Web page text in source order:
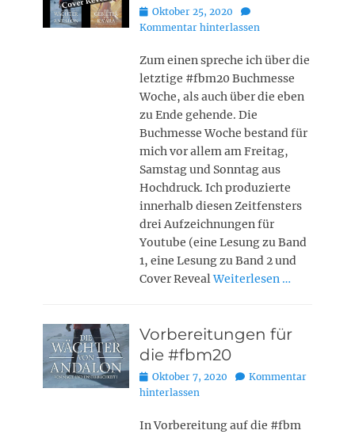
Posted
on
Oktober 25, 2020
Kommentar hinterlassen
Zum einen spreche ich über die
letztige #fbm20 Buchmesse
Woche, als auch über die eben
zu Ende gehende. Die
Buchmesse Woche bestand für
mich vor allem am Freitag,
Samstag und Sonntag aus
Hochdruck. Ich produzierte
innerhalb diesen Zeitfensters
drei Aufzeichnungen für
Youtube (eine Lesung zu Band
1, eine Lesung zu Band 2 und
Cover RevealWeiterlesen …
Vorbereitungen für
die #fbm20
Posted
on
Oktober 7, 2020
Kommentar
hinterlassen
In Vorbereitung auf die #fbm